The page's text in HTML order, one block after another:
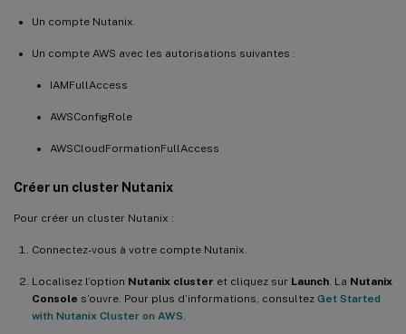
Un compte Nutanix.
Un compte AWS avec les autorisations suivantes :
IAMFullAccess
AWSConfigRole
AWSCloudFormationFullAccess
Créer un cluster Nutanix
Pour créer un cluster Nutanix :
Connectez-vous à votre compte Nutanix.
Localisez l’option Nutanix cluster et cliquez sur Launch . La Nutanix
Console s’ouvre. Pour plus d’informations, consultez Get Started
with Nutanix Cluster on AWS